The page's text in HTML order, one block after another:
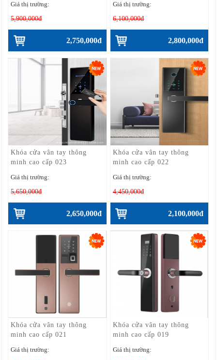
Giá thị trường:
5,900,000đ
2,750,000đ
Giá thị trường:
6,100,000đ
2,800,000đ
Khóa cửa vân tay thông
minh cao cấp 023
Giá thị trường:
5,650,000đ
2,650,000đ
Khóa cửa vân tay thông
minh cao cấp 022
Giá thị trường:
4,450,000đ
2,100,000đ
Khóa cửa vân tay thông
minh cao cấp 021
Giá thị trường:
Khóa cửa vân tay thông
minh cao cấp 019
Giá thị trường: